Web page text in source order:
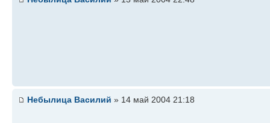
Небылица Василий » 14 май 2004 21:18